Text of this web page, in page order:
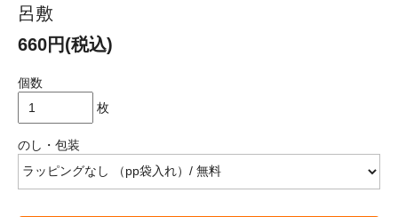
呂敷
660円(税込)
個数
枚
のし・包装